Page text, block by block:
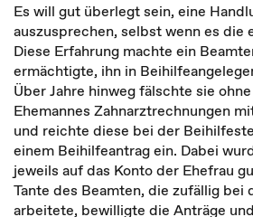
Es will gut überlegt sein, eine
auszusprechen, selbst wenn es die
Diese Erfahrung machte ein
ermächtigte, ihn in
Über Jahre hinweg fälschte sie
Ehemannes Zahnarztrechnungen
und reichte diese bei der
einem Beihilfeantrag ein. Dabei
jeweils auf das Konto der Ehefrau
Tante des Beamten, die zufällig bei
arbeitete, bewilligte die Anträge